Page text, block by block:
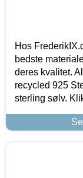
Hos
bedste
deres kvalitet.
recycled 925
sterling sølv.